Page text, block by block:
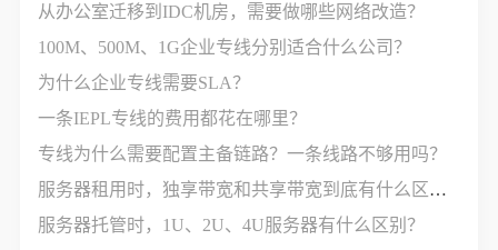
从办公室迁移到IDC机房，需要做哪些网络改造？
100M、500M、1G企业专线分别适合什么公司？
为什么企业专线需要SLA？
一条IEPL专线的费用都花在哪里？
专线为什么需要配置主备链路？一条线路不够用吗？
服务器租用时，独享带宽和共享带宽到底有什么区别？
服务器托管时，1U、2U、4U服务器有什么区别？